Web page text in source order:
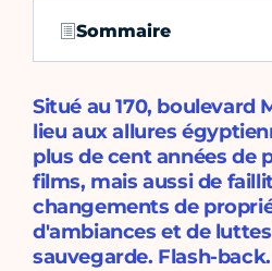
Sommaire
Situé au 170, boulevard
lieu aux allures
plus de cent années de
films, mais aussi de
changements de
d'ambiances et de
sauvegarde. Flash-back.